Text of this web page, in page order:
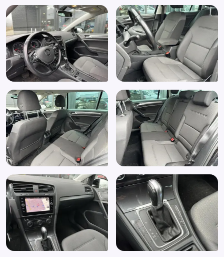
Start/stop systeem
Stuurbekrachtiging snelheidsafhankelijk
Stuur verstelbaar
Stuurwiel multifunctioneel
Telefoonintegratie
Vermoeidheids herkenning
Vervolgbotsing preventie
WiFi voorbereiding
Zij airbag(s) voor
Zijruiten achter en achterruit getint, 65%
lichtabsorberend (4KF)